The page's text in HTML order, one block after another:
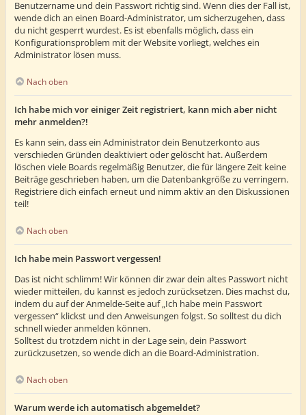
Benutzername und dein Passwort richtig sind. Wenn dies der Fall ist,
wende dich an einen Board-Administrator, um sicherzugehen, dass
du nicht gesperrt wurdest. Es ist ebenfalls möglich, dass ein
Konfigurationsproblem mit der Website vorliegt, welches ein
Administrator lösen muss.
Nach oben
Ich habe mich vor einiger Zeit registriert, kann mich aber nicht
mehr anmelden?!
Es kann sein, dass ein Administrator dein Benutzerkonto aus
verschieden Gründen deaktiviert oder gelöscht hat. Außerdem
löschen viele Boards regelmäßig Benutzer, die für längere Zeit keine
Beiträge geschrieben haben, um die Datenbankgröße zu verringern.
Registriere dich einfach erneut und nimm aktiv an den Diskussionen
teil!
Nach oben
Ich habe mein Passwort vergessen!
Das ist nicht schlimm! Wir können dir zwar dein altes Passwort nicht
wieder mitteilen, du kannst es jedoch zurücksetzen. Dies machst du,
indem du auf der Anmelde-Seite auf „Ich habe mein Passwort
vergessen“ klickst und den Anweisungen folgst. So solltest du dich
schnell wieder anmelden können.
Solltest du trotzdem nicht in der Lage sein, dein Passwort
zurückzusetzen, so wende dich an die Board-Administration.
Nach oben
Warum werde ich automatisch abgemeldet?